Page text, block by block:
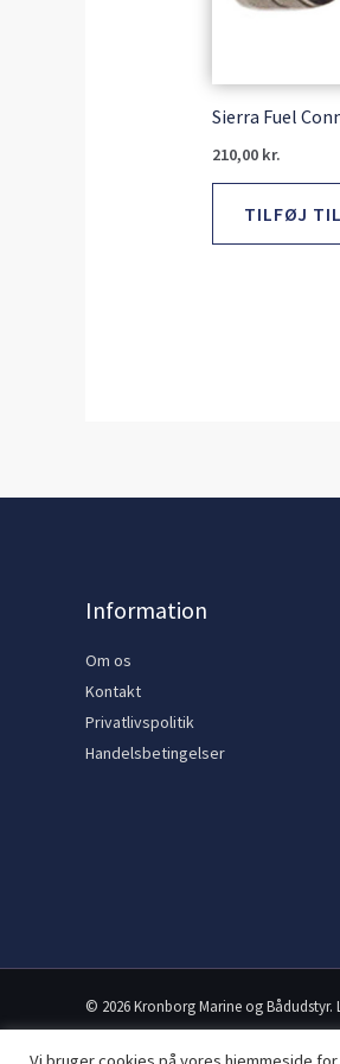
Sierra Fuel
210,00 kr.
TILFØJ
Information
Om os
Kontakt
Privatlivspolitik
Handelsbetingelser
© 2026 Kronborg Marine og Bådudstyr.